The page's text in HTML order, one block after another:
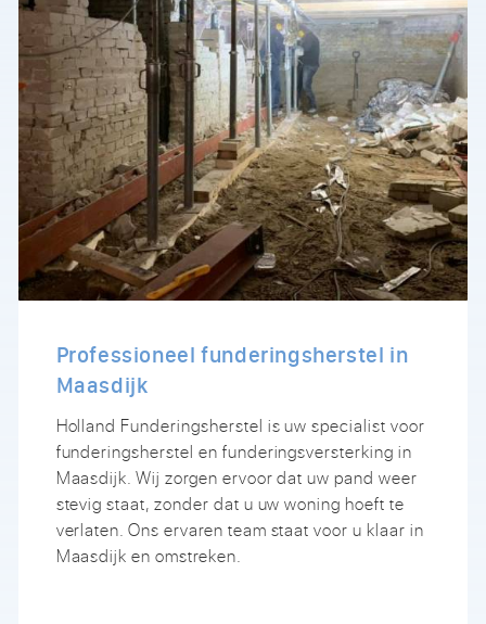
Professioneel funderingsherstel in
Maasdijk
Holland Funderingsherstel is uw specialist voor
funderingsherstel en funderingsversterking in
Maasdijk. Wij zorgen ervoor dat uw pand weer
stevig staat, zonder dat u uw woning hoeft te
verlaten. Ons ervaren team staat voor u klaar in
Maasdijk en omstreken.